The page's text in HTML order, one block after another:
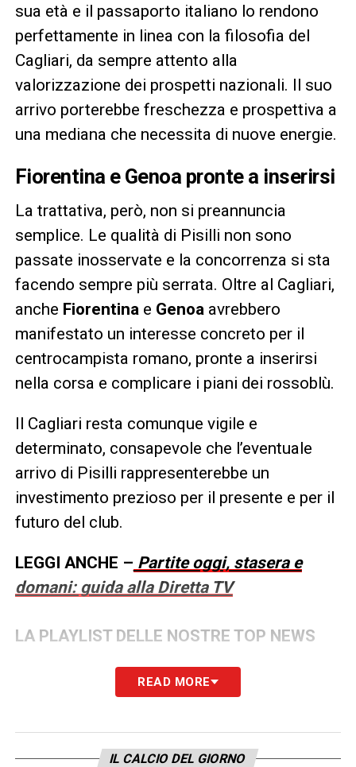
sua età e il passaporto italiano lo rendono
perfettamente in linea con la filosofia del
Cagliari, da sempre attento alla
valorizzazione dei prospetti nazionali. Il suo
arrivo porterebbe freschezza e prospettiva a
una mediana che necessita di nuove energie.
Fiorentina e Genoa pronte a inserirsi
La trattativa, però, non si preannuncia
semplice. Le qualità di Pisilli non sono
passate inosservate e la concorrenza si sta
facendo sempre più serrata. Oltre al Cagliari,
anche Fiorentina e Genoa avrebbero
manifestato un interesse concreto per il
centrocampista romano, pronte a inserirsi
nella corsa e complicare i piani dei rossoblù.
Il Cagliari resta comunque vigile e
determinato, consapevole che l’eventuale
arrivo di Pisilli rappresenterebbe un
investimento prezioso per il presente e per il
futuro del club.
LEGGI ANCHE – Partite oggi, stasera e
domani: guida alla Diretta TV
LA PLAYLIST DELLE NOSTRE TOP NEWS
READ MORE
IL CALCIO DEL GIORNO